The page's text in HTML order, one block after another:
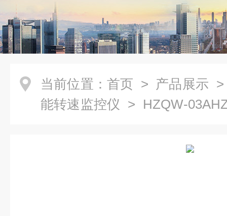
当前位置： 首页 > 产品展示
能转速监控仪 > HZQW-